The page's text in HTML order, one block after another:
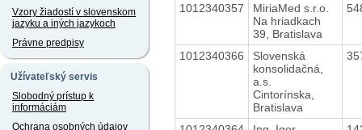
Vzory žiadostí v slovenskom
jazyku a iných jazykoch
Právne predpisy
Užívateľský servis
Slobodný prístup k
informáciám
Ochrana osobných údajov
1012340357
MiriaMed s.r.o.
Na hriadkach
39, Bratislava
1012340366
Slovenská
konsolidačná,
a.s.
Cintorínska,
Bratislava